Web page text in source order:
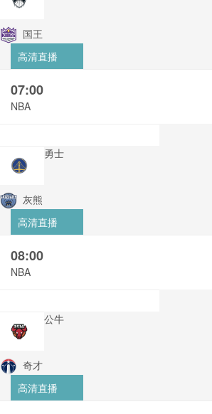
国王
高清直播
07:00
NBA
勇士
灰熊
高清直播
08:00
NBA
公牛
奇才
高清直播